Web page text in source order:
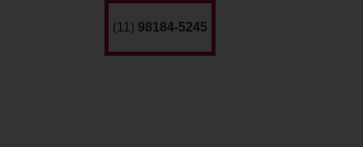
(11) 98184-5245